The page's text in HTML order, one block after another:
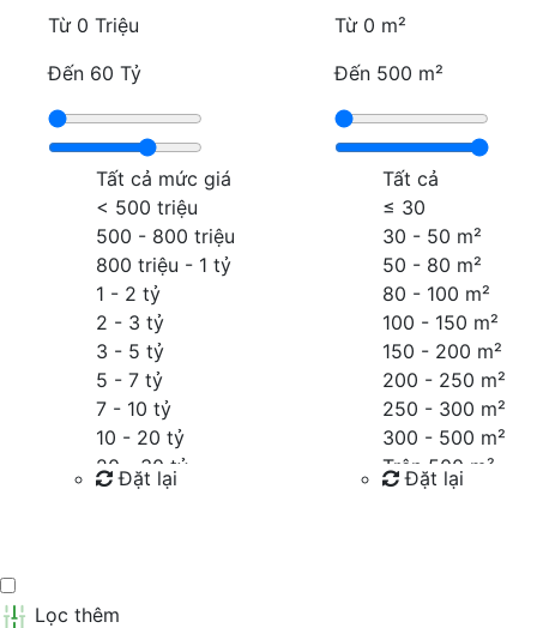
Từ 0 Triệu
Đến 60 Tỷ
Tất cả mức giá
< 500 triệu
500 - 800 triệu
800 triệu - 1 tỷ
1 - 2 tỷ
2 - 3 tỷ
3 - 5 tỷ
5 - 7 tỷ
7 - 10 tỷ
10 - 20 tỷ
20 - 30 tỷ
30 - 40 tỷ
Đặt lại
Từ 0 m²
Đến 500 m²
Tất cả
≤ 30
30 - 50 m²
50 - 80 m²
80 - 100 m²
100 - 150 m²
150 - 200 m²
200 - 250 m²
250 - 300 m²
300 - 500 m²
Trên 500 m²
Đặt lại
Lọc thêm